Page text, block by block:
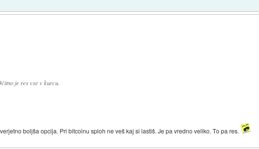
je res vse v kurcu.
boljša opcija. Pri bitcoinu sploh ne veš kaj si lastiš. Je pa vredno veliko. To pa res.